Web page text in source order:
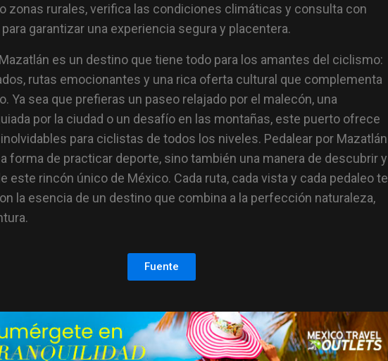
zonas rurales, verifica las condiciones climáticas y consulta con
garantizar una experiencia segura y placentera.
es un destino que tiene todo para los amantes del ciclismo:
rutas emocionantes y una rica oferta cultural que complementa
Ya sea que prefieras un paseo relajado por el malecón, una
por la ciudad o un desafío en las montañas, este puerto ofrece
para ciclistas de todos los niveles. Pedalear por Mazatlán
forma de practicar deporte, sino también una manera de descubrir y
este rincón único de México. Cada ruta, cada vista y cada pedaleo te
la esencia de un destino que combina a la perfección naturaleza,
Fuente